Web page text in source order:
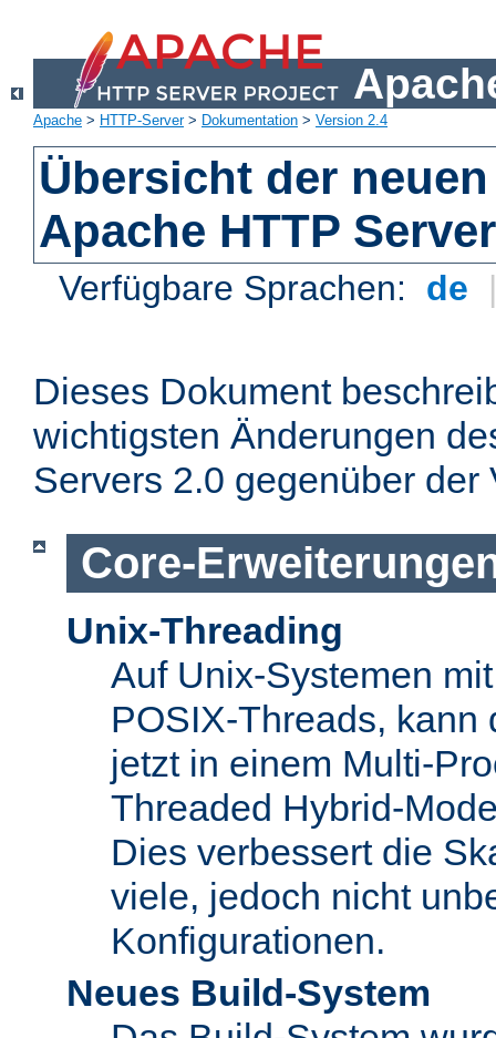
Apache > HTTP-Server> Dokumentation > Version 2.4
Übersicht der
Apache HTTP
Verfügbare Sprachen: de
Dieses Dokument
wichtigsten Änderungen
Servers 2.0 gegenüber der
Core-
Unix-Threading
Auf Unix-Systemen
POSIX-Threads, kann
jetzt in einem Multi-
Threaded Hybrid-
Dies verbessert die
viele, jedoch nicht
Konfigurationen.
Neues Build-System